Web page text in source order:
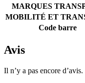
MARQUES
MOBILITÉ ET
Code barre
Avis
Il n’y a pas encore d’avis.